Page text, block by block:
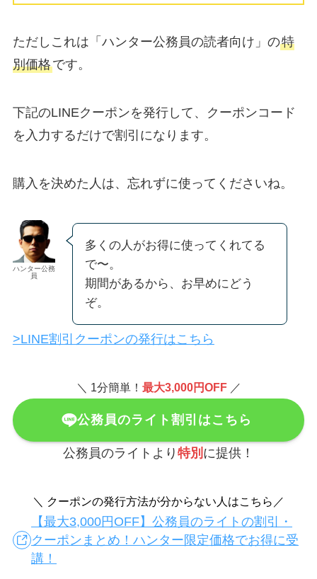
ただしこれは「ハンター公務員の読者向け」の特
別価格です。
下記のLINEクーポンを発行して、クーポンコード
を入力するだけで割引になります。
購入を決めた人は、忘れずに使ってくださいね。
ハンター公務
員
多くの人がお得に使ってくれてる
で〜。
期間があるから、お早めにどう
ぞ。
>LINE割引クーポンの発行はこちら
＼ 1分簡単！ 最大3,000円OFF ／
公務員のライト割引はこちら
公務員のライトより 特別 に提供！
＼ クーポンの発行方法が分からない人はこちら／
【最大3,000円OFF】公務員のライトの割引・
クーポンまとめ！ハンター限定価格でお得に受
講！